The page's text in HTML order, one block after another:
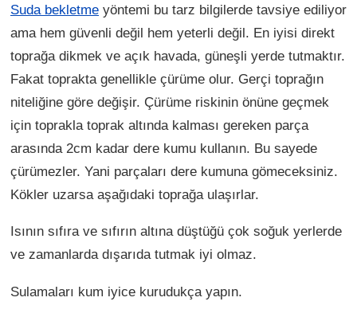
Suda bekletme yöntemi bu tarz bilgilerde tavsiye ediliyor
ama hem güvenli değil hem yeterli değil. En iyisi direkt
toprağa dikmek ve açık havada, güneşli yerde tutmaktır.
Fakat toprakta genellikle çürüme olur. Gerçi toprağın
niteliğine göre değişir. Çürüme riskinin önüne geçmek
için toprakla toprak altında kalması gereken parça
arasında 2cm kadar dere kumu kullanın. Bu sayede
çürümezler. Yani parçaları dere kumuna gömeceksiniz.
Kökler uzarsa aşağıdaki toprağa ulaşırlar.
Isının sıfıra ve sıfırın altına düştüğü çok soğuk yerlerde
ve zamanlarda dışarıda tutmak iyi olmaz.
Sulamaları kum iyice kurudukça yapın.